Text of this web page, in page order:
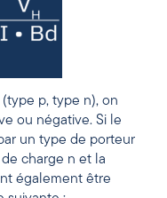
p, type n), on
ou négative. Si le
un type de porteur
charge n et la
également être